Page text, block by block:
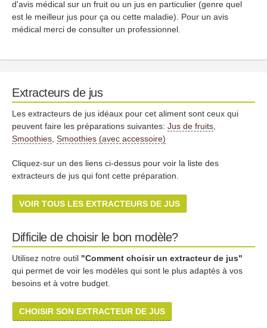
d'avis médical sur un fruit ou un jus en particulier (genre quel
est le meilleur jus pour ça ou cette maladie). Pour un avis
médical merci de consulter un professionnel.
Extracteurs de jus
Les extracteurs de jus idéaux pour cet aliment sont ceux qui
peuvent faire les préparations suivantes: Jus de fruits
Smoothies Smoothies (avec accessoire)
Cliquez-sur un des liens ci-dessus pour voir la liste des
extracteurs de jus qui font cette préparation.
VOIR TOUS LES EXTRACTEURS DE JUS
Difficile de choisir le bon modèle?
Utilisez notre outil "Comment choisir un extracteur de jus"
qui permet de voir les modèles qui sont le plus adaptés à vos
besoins et à votre budget.
CHOISIR SON EXTRACTEUR DE JUS